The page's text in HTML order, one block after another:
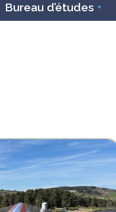
Bureau d’études